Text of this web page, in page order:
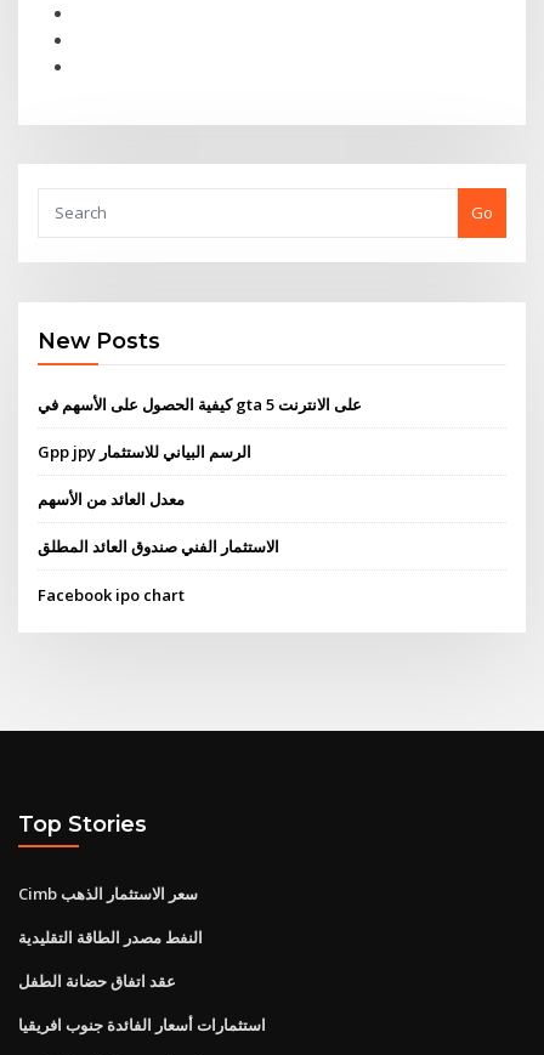
Go
New Posts
كيفية الحصول على الأسهم في gta 5 على الانترنت
Gpp jpy الرسم البياني للاستثمار
معدل العائد من الأسهم
الاستثمار الفني صندوق العائد المطلق
Facebook ipo chart
Top Stories
Cimb سعر الاستثمار الذهب
النفط مصدر الطاقة التقليدية
عقد اتفاق حضانة الطفل
استثمارات أسعار الفائدة جنوب افريقيا